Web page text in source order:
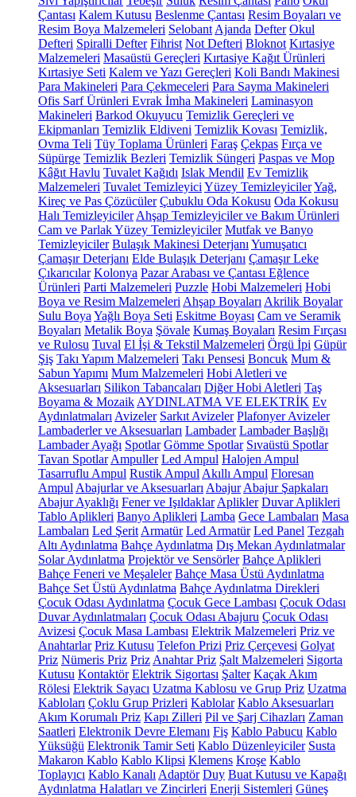
Çantası Kalem Kutusu Beslenme Çantası Resim Boyaları ve
Resim Boya Malzemeleri Selobant Ajanda Defter Okul
Defteri Spiralli Defter Fihrist Not Defteri Bloknot Kırtasiye
Malzemeleri Masaüstü Gereçleri Kırtasiye Kağıt Ürünleri
Kırtasiye Seti Kalem ve Yazı Gereçleri Koli Bandı Makinesi
Para Makineleri Para Çekmeceleri Para Sayma Makineleri
Ofis Sarf Ürünleri Evrak İmha Makineleri Laminasyon
Makineleri Barkod Okuyucu Temizlik Gereçleri ve
Ekipmanları Temizlik Eldiveni Temizlik Kovası Temizlik,
Ovma Teli Tüy Toplama Ürünleri Faraş Çekpas Fırça ve
Süpürge Temizlik Bezleri Temizlik Süngeri Paspas ve Mop
Kâğıt Havlu Tuvalet Kağıdı Islak Mendil Ev Temizlik
Malzemeleri Tuvalet Temizleyici Yüzey TemizleyicilerYağ,
Kireç ve Pas Çözücüler Çubuklu Oda Kokusu Oda Kokusu
Halı Temizleyiciler Ahşap Temizleyiciler ve Bakım Ürünleri
Cam ve Parlak Yüzey Temizleyiciler Mutfak ve Banyo
Temizleyiciler Bulaşık Makinesi Deterjanı Yumuşatıcı
Çamaşır Deterjanı Elde Bulaşık Deterjanı Çamaşır Leke
Çıkarıcılar Kolonya Pazar Arabası ve Çantası Eğlence
Ürünleri Parti Malzemeleri Puzzle Hobi Malzemeleri Hobi
Boya ve Resim Malzemeleri Ahşap Boyaları Akrilik Boyalar
Sulu Boya Yağlı Boya Seti Eskitme Boyası Cam ve Seramik
Boyaları Metalik Boya Şövale Kumaş Boyaları Resim Fırçası
ve Rulosu Tuval El İşi & Tekstil Malzemeleri Örgü İpi Güpür
Şiş Takı Yapım Malzemeleri Takı Pensesi Boncuk Mum &
Sabun Yapımı Mum Malzemeleri Hobi Aletleri ve
Aksesuarları Silikon Tabancaları Diğer Hobi Aletleri Taş
Boyama & Mozaik AYDINLATMA VE ELEKTRİK Ev
Aydınlatmaları Avizeler Sarkıt Avizeler Plafonyer Avizeler
Lambaderler ve Aksesuarları Lambader Lambader Başlığı
Lambader Ayağı Spotlar Gömme Spotlar Sıvaüstü Spotlar
Tavan Spotlar Ampuller Led Ampul Halojen Ampul
Tasarruflu Ampul Rustik Ampul Akıllı Ampul Floresan
Ampul Abajurlar ve Aksesuarları Abajur Abajur Şapkaları
Abajur Ayaklığı Fener ve Işıldaklar Aplikler Duvar Aplikleri
Tablo Aplikleri Banyo Aplikleri Lamba Gece Lambaları Masa
Lambaları Led Şerit Armatür Led Armatür Led Panel Tezgah
Altı Aydınlatma Bahçe Aydınlatma Dış Mekan Aydınlatmalar
Solar Aydınlatma Projektör ve Sensörler Bahçe Aplikleri
Bahçe Feneri ve Meşaleler Bahçe Masa Üstü Aydınlatma
Bahçe Set Üstü Aydınlatma Bahçe Aydınlatma Direkleri
Çocuk Odası Aydınlatma Çocuk Gece Lambası Çocuk Odası
Duvar Aydınlatmaları Çocuk Odası Abajuru Çocuk Odası
Avizesi Çocuk Masa Lambası Elektrik Malzemeleri Priz ve
Anahtarlar Priz Kutusu Telefon Prizi Priz Çerçevesi Golyat
Priz Nümeris Priz Priz Anahtar Priz Şalt Malzemeleri Sigorta
Kutusu Kontaktör Elektrik Sigortası Şalter Kaçak Akım
Rölesi Elektrik Sayacı Uzatma Kablosu ve Grup Priz Uzatma
Kabloları Çoklu Grup Prizleri Kablolar Kablo Aksesuarları
Akım Korumalı Priz Kapı Zilleri Pil ve Şarj Cihazları Zaman
Saatleri Elektronik Devre Elemanı Fiş Kablo Pabucu Kablo
Yüksüğü Elektronik Tamir Seti Kablo Düzenleyiciler Susta
Makaron Kablo Kablo Klipsi Klemens Kroşe Kablo
Toplayıcı Kablo Kanalı Adaptör Duy Buat Kutusu ve Kapağı
Aydınlatma Halatları ve Zincirleri Enerji Sistemleri Güneş